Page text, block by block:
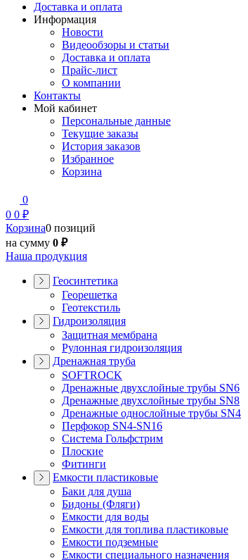
Доставка и оплата
Информация
Новости
Видеообзоры и статьи
Доставка и оплата
Прайс-лист
О компании
Контакты
Мой кабинет
Персональные данные
Текущие заказы
История заказов
Избранное
Корзина
0
0 0 ₽
Корзина0 позиций
на сумму 0 ₽
Наша продукция
Геосинтетика
Георешетка
Геотекстиль
Гидроизоляция
Защитная мембрана
Рулонная гидроизоляция
Дренажная труба
SOFTROCK
Дренажные двухслойные трубы SN6
Дренажные двухслойные трубы SN8
Дренажные однослойные трубы SN4
Перфокор SN4-SN16
Система Гольфстрим
Плоские
Фитинги
Емкости пластиковые
Баки для душа
Бидоны (Фляги)
Емкости для воды
Емкости для топлива пластиковые
Емкости подземные
Емкости специального назначения